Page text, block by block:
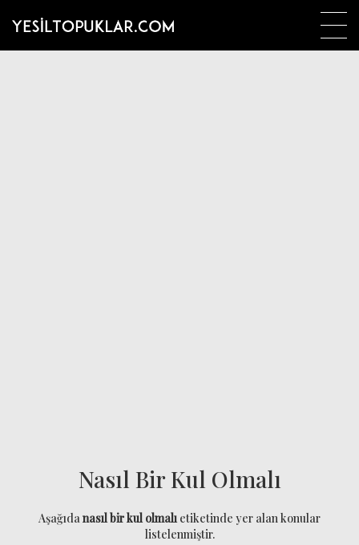
Nasıl Bir Kul Olmalı
Aşağıdanasıl bir kul olmalıetiketinde yer alan konular
listelenmiştir.